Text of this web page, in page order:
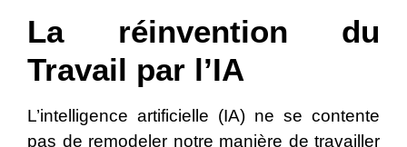
La réinvention du
Travail par l’IA
L’intelligence artificielle (IA) ne se contente
pas de remodeler notre manière de travailler